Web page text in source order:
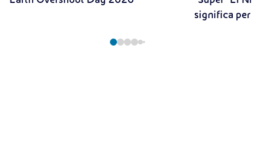
significa per il